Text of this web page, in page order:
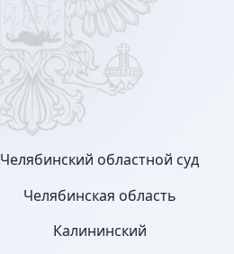
Челябинский областной суд
Челябинская область
Калининский